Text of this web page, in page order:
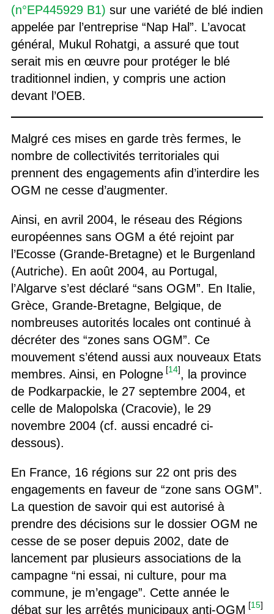
(n°EP445929 B1) sur une variété de blé indien
appelée par l’entreprise “Nap Hal”. L’avocat
général, Mukul Rohatgi, a assuré que tout
serait mis en œuvre pour protéger le blé
traditionnel indien, y compris une action
devant l’OEB.
Malgré ces mises en garde très fermes, le
nombre de collectivités territoriales qui
prennent des engagements afin d’interdire les
OGM ne cesse d’augmenter.
Ainsi, en avril 2004, le réseau des Régions
européennes sans OGM a été rejoint par
l’Ecosse (Grande-Bretagne) et le Burgenland
(Autriche). En août 2004, au Portugal,
l’Algarve s’est déclaré “sans OGM”. En Italie,
Grèce, Grande-Bretagne, Belgique, de
nombreuses autorités locales ont continué à
décréter des “zones sans OGM”. Ce
mouvement s’étend aussi aux nouveaux Etats
membres. Ainsi, en Pologne [14], la province
de Podkarpackie, le 27 septembre 2004, et
celle de Malopolska (Cracovie), le 29
novembre 2004 (cf. aussi encadré ci-
dessous).
En France, 16 régions sur 22 ont pris des
engagements en faveur de “zone sans OGM”.
La question de savoir qui est autorisé à
prendre des décisions sur le dossier OGM ne
cesse de se poser depuis 2002, date de
lancement par plusieurs associations de la
campagne “ni essai, ni culture, pour ma
commune, je m’engage”. Cette année le
débat sur les arrêtés municipaux anti-OGM [15]